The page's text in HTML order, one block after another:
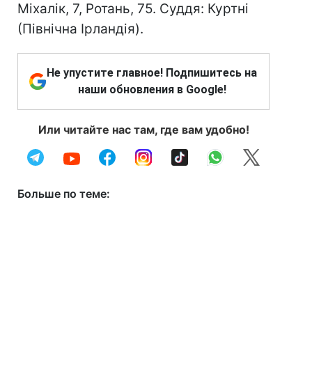
Міхалік, 7, Ротань, 75. Суддя: Куртні
(Північна Ірландія).
Не упустите главное! Подпишитесь на
наши обновления в Google!
Или читайте нас там, где вам удобно!
Больше по теме: